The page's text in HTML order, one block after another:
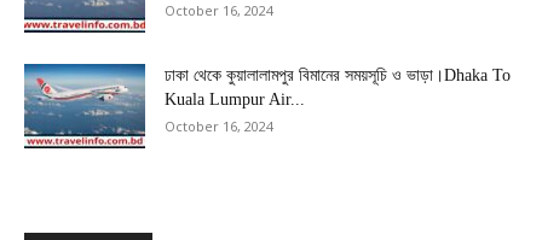
October 16, 2024
ঢাকা থেকে কুয়ালালামপুর বিমানের সময়সূচি ও ভাড়া।Dhaka To
Kuala Lumpur Air...
October 16, 2024